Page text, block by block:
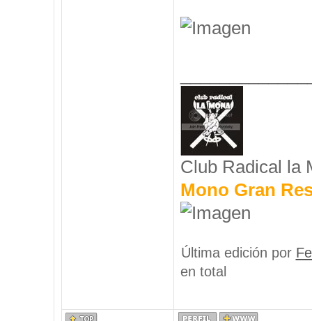
Club Radical la
Mono Gran
Última edición por
en total